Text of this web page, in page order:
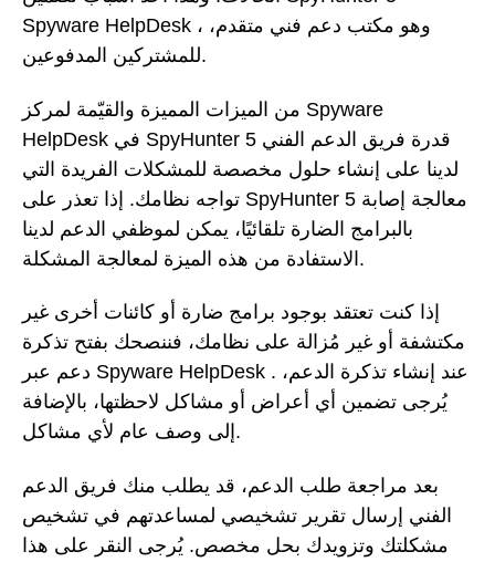
Spyware HelpDesk ، وهو مكتب دعم فني متقدم،
للمشتركين المدفوعين.
من الميزات المميزة والقيّمة لمركز Spyware
HelpDesk في SpyHunter 5 قدرة فريق الدعم الفني
لدينا على إنشاء حلول مخصصة للمشكلات الفريدة التي
تواجه نظامك. إذا تعذر على SpyHunter 5 معالجة إصابة
بالبرامج الضارة تلقائيًا، يمكن لموظفي الدعم لدينا
الاستفادة من هذه الميزة لمعالجة المشكلة.
إذا كنت تعتقد بوجود برامج ضارة أو كائنات أخرى غير
مكتشفة أو غير مُزالة على نظامك، فننصحك بفتح تذكرة
دعم عبر Spyware HelpDesk . عند إنشاء تذكرة الدعم،
يُرجى تضمين أي أعراض أو مشاكل لاحظتها، بالإضافة
إلى وصف عام لأي مشاكل.
بعد مراجعة طلب الدعم، قد يطلب منك فريق الدعم
الفني إرسال تقرير تشخيصي لمساعدتهم في تشخيص
مشكلتك وتزويدك بحل مخصص. يُرجى النقر على هذا